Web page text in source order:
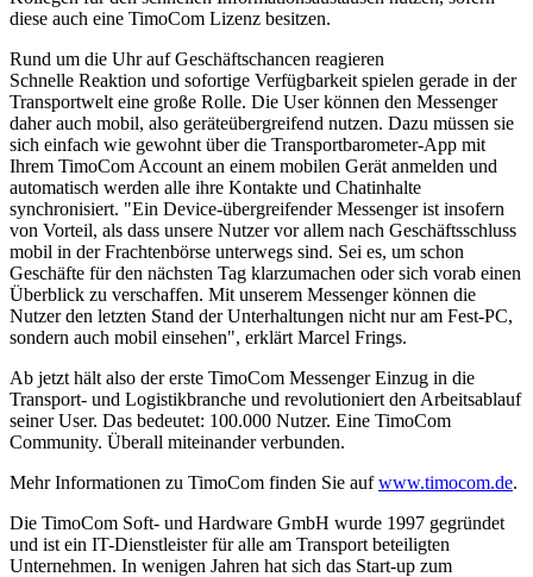
diese auch eine TimoCom Lizenz besitzen.
Rund um die Uhr auf Geschäftschancen reagieren
Schnelle Reaktion und sofortige Verfügbarkeit spielen gerade in der
Transportwelt eine große Rolle. Die User können den Messenger
daher auch mobil, also geräteübergreifend nutzen. Dazu müssen sie
sich einfach wie gewohnt über die Transportbarometer-App mit
Ihrem TimoCom Account an einem mobilen Gerät anmelden und
automatisch werden alle ihre Kontakte und Chatinhalte
synchronisiert. "Ein Device-übergreifender Messenger ist insofern
von Vorteil, als dass unsere Nutzer vor allem nach Geschäftsschluss
mobil in der Frachtenbörse unterwegs sind. Sei es, um schon
Geschäfte für den nächsten Tag klarzumachen oder sich vorab einen
Überblick zu verschaffen. Mit unserem Messenger können die
Nutzer den letzten Stand der Unterhaltungen nicht nur am Fest-PC,
sondern auch mobil einsehen", erklärt Marcel Frings.
Ab jetzt hält also der erste TimoCom Messenger Einzug in die
Transport- und Logistikbranche und revolutioniert den Arbeitsablauf
seiner User. Das bedeutet: 100.000 Nutzer. Eine TimoCom
Community. Überall miteinander verbunden.
Mehr Informationen zu TimoCom finden Sie aufwww.timocom.de.
Die TimoCom Soft- und Hardware GmbH wurde 1997 gegründet
und ist ein IT-Dienstleister für alle am Transport beteiligten
Unternehmen. In wenigen Jahren hat sich das Start-up zum